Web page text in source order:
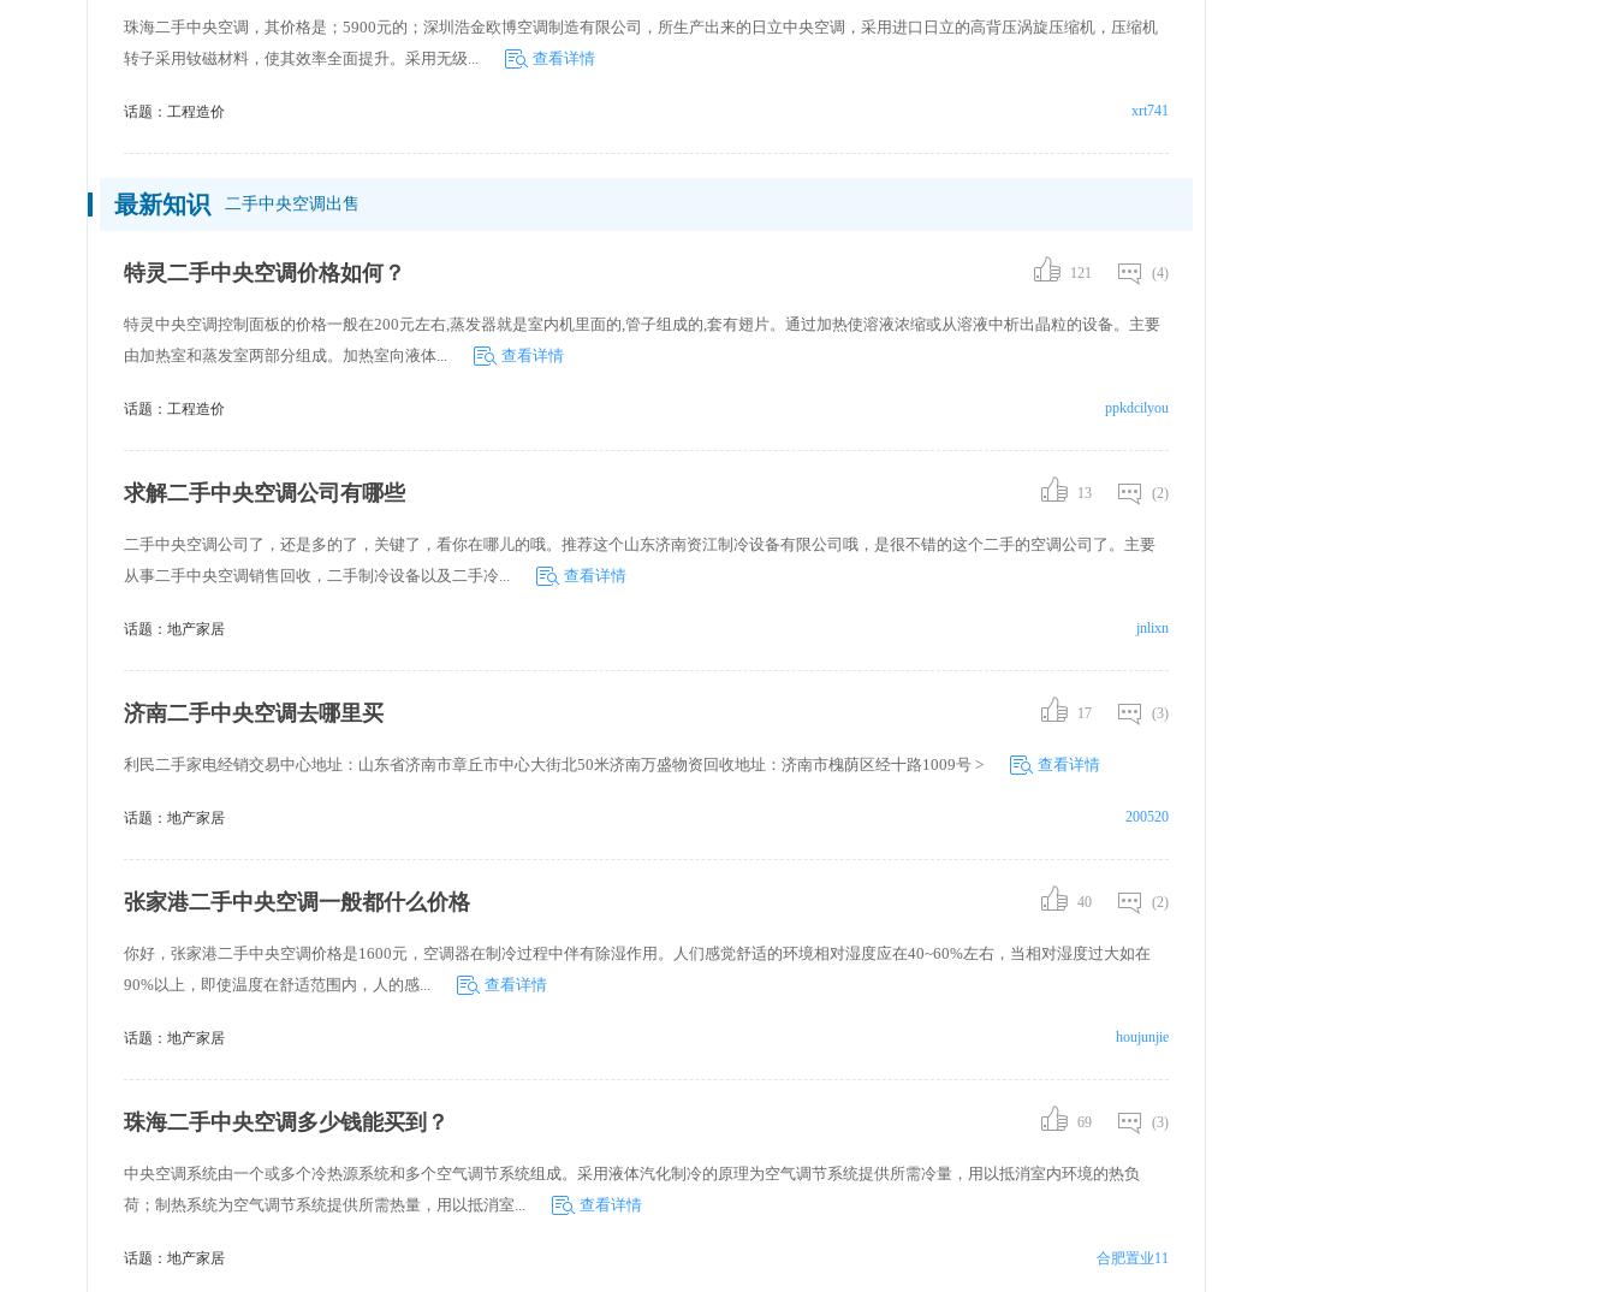
珠海二手中央空调，其价格是；5900元的；深圳浩金欧博空调制造有限公司，所生产出来的日立中央空调，采用进口日立的高背压涡旋压缩机，压缩机
转子采用钕磁材料，使其效率全面提升。采用无级...
查看详情
话题： 工程造价 xrt741
最新知识 二手中央空调出售
特灵二手中央空调价格如何？ (4)
121
特灵中央空调控制面板的价格一般在200元左右,蒸发器就是室内机里面的,管子组成的,套有翅片。通过加热使溶液浓缩或从溶液中析出晶粒的设备。主要
由加热室和蒸发室两部分组成。加热室向液体...
查看详情
话题： 工程造价 ppkdcilyou
求解二手中央空调公司有哪些 (2)
13
二手中央空调公司了，还是多的了，关键了，看你在哪儿的哦。推荐这个山东济南资江制冷设备有限公司哦，是很不错的这个二手的空调公司了。主要
从事二手中央空调销售回收，二手制冷设备以及二手冷...
查看详情
话题： 地产家居 jnlixn
济南二手中央空调去哪里买 (3)
17
利民二手家电经销交易中心地址：山东省济南市章丘市中心大街北50米济南万盛物资回收地址：济南市槐荫区经十路1009号 > 查看详情
话题： 地产家居 200520
张家港二手中央空调一般都什么价格 (2)
40
你好，张家港二手中央空调价格是1600元，空调器在制冷过程中伴有除湿作用。人们感觉舒适的环境相对湿度应在40~60%左右，当相对湿度过大如在
90%以上，即使温度在舒适范围内，人的感...
查看详情
话题： 地产家居 houjunjie
珠海二手中央空调多少钱能买到？ (3)
69
中央空调系统由一个或多个冷热源系统和多个空气调节系统组成。采用液体汽化制冷的原理为空气调节系统提供所需冷量，用以抵消室内环境的热负
荷；制热系统为空气调节系统提供所需热量，用以抵消室...
查看详情
话题： 地产家居 合肥置业11